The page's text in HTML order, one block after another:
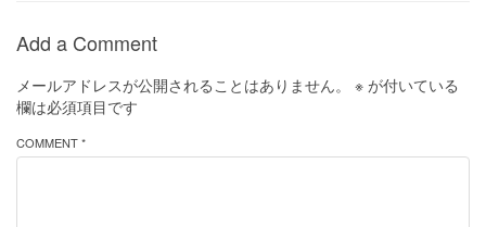
Add a Comment
メールアドレスが公開されることはありません。 ※ が付いている
欄は必須項目です
COMMENT *